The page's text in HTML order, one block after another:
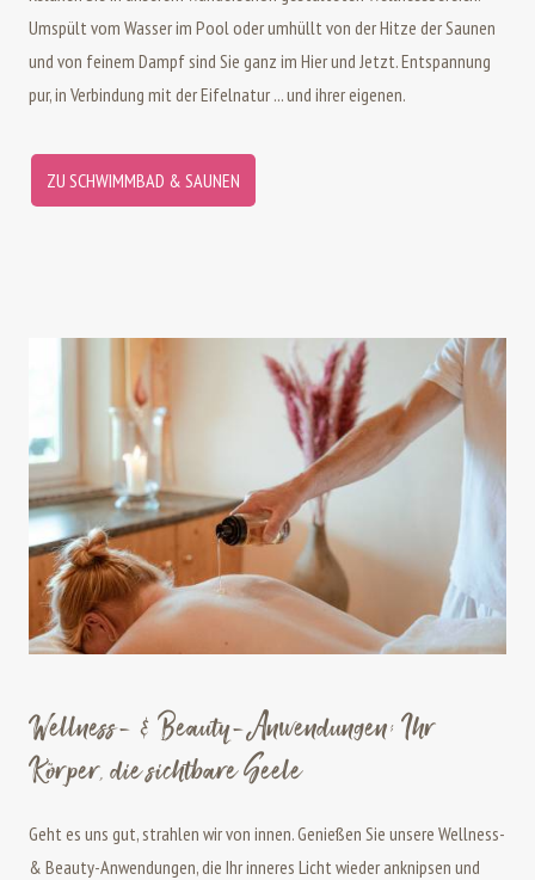
Umspült vom Wasser im Pool oder umhüllt von der Hitze der Saunen
und von feinem Dampf sind Sie ganz im Hier und Jetzt. Entspannung
pur, in Verbindung mit der Eifelnatur ... und ihrer eigenen.
ZU SCHWIMMBAD & SAUNEN
Wellness- & Beauty-Anwendungen: Ihr
Körper, die sichtbare Seele
Geht es uns gut, strahlen wir von innen. Genießen Sie unsere Wellness-
& Beauty-Anwendungen, die Ihr inneres Licht wieder anknipsen und